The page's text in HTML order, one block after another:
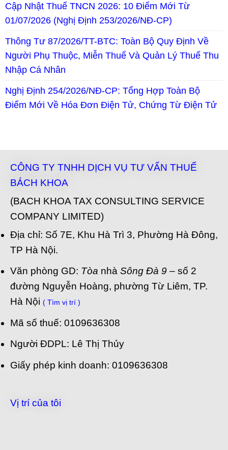
Cập Nhật Thuế TNCN 2026: 10 Điểm Mới Từ
01/07/2026 (Nghị Định 253/2026/NĐ-CP)
Thông Tư 87/2026/TT-BTC: Toàn Bộ Quy Định Về
Người Phụ Thuộc, Miễn Thuế Và Quản Lý Thuế Thu
Nhập Cá Nhân
Nghị Định 254/2026/NĐ-CP: Tổng Hợp Toàn Bộ
Điểm Mới Về Hóa Đơn Điện Tử, Chứng Từ Điện Tử
CÔNG TY TNHH DỊCH VỤ TƯ VẤN THUẾ
BÁCH KHOA
(BACH KHOA TAX CONSULTING SERVICE
COMPANY LIMITED)
Địa chỉ: Số 7E, Khu Hà Trì 3, Phường Hà Đông,
TP Hà Nội.
Văn phòng GD: Tòa nhà Sông Đà 9 – số 2
đường Nguyễn Hoàng, phường Từ Liêm, TP.
Hà Nội ( Tìm vị trí )
Mã số thuế: 0109636308
Người ĐDPL: Lê Thị Thủy
Giấy phép kinh doanh: 0109636308
Vị trí của tôi